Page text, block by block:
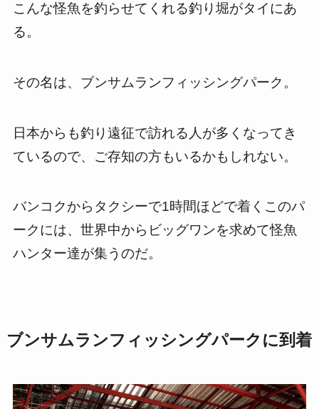
こんな怪魚を釣らせてくれる釣り堀がタイにあ
る。
その名は、ブンサムランフィッシングパーク。
日本からも釣り遠征で訪れる人が多くなってき
ているので、ご存知の方もいるかもしれない。
バンコクからタクシーで1時間ほどで着くこのパ
ークには、世界中からビッグワンを求めて怪魚
ハンター達が集うのだ。
ブンサムランフィッシングパークに到着